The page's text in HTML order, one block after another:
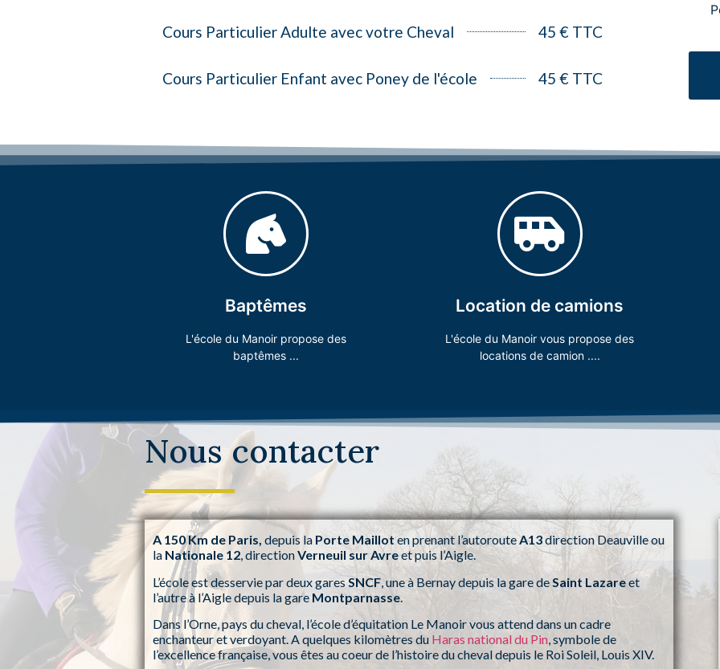
Cours Particulier Adulte avec votre Cheval 45 € TTC
Cours Particulier Enfant avec Poney de l'école 45 € TTC
Baptêmes
L'école du Manoir propose des
baptêmes ...
Baptême Poney
10 € TTC
Location de camions
L'école du Manoir vous propose des
locations de camion ....
Contactez-nous !
Nous contacter
A 150 Km de Paris, depuis la Porte Mailloten prenant l’autorouteA13direction Deauville ou
la Nationale 12, directionVerneuil sur Avreet puis l’Aigle.
L’école est desservie par deux garesSNCF, une à Bernay depuis la gare deSaint Lazareet
l’autre à l’Aigle depuis la gare Montparnasse.
Dans l’Orne, pays du cheval, l’école d’équitation Le Manoir vous attend dans un cadre
enchanteur et verdoyant. A quelques kilomètres du Haras national du Pin, symbole de
l’excellence française, vous êtes au coeur de l’histoire du cheval depuis le Roi Soleil, Louis XIV.